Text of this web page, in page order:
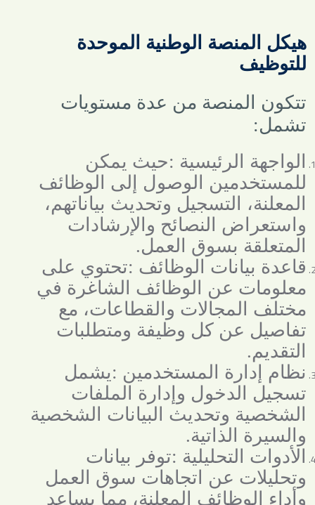
هيكل المنصة الوطنية الموحدة
للتوظيف
تتكون المنصة من عدة مستويات
تشمل:
الواجهة الرئيسية :حيث يمكن
للمستخدمين الوصول إلى الوظائف
المعلنة، التسجيل وتحديث بياناتهم،
واستعراض النصائح والإرشادات
المتعلقة بسوق العمل.
قاعدة بيانات الوظائف :تحتوي على
معلومات عن الوظائف الشاغرة في
مختلف المجالات والقطاعات، مع
تفاصيل عن كل وظيفة ومتطلبات
التقديم.
نظام إدارة المستخدمين :يشمل
تسجيل الدخول وإدارة الملفات
الشخصية وتحديث البيانات الشخصية
والسيرة الذاتية.
الأدوات التحليلية :توفر بيانات
وتحليلات عن اتجاهات سوق العمل
وأداء الوظائف المعلنة، مما يساعد